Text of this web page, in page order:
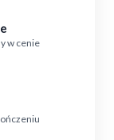
w cenie